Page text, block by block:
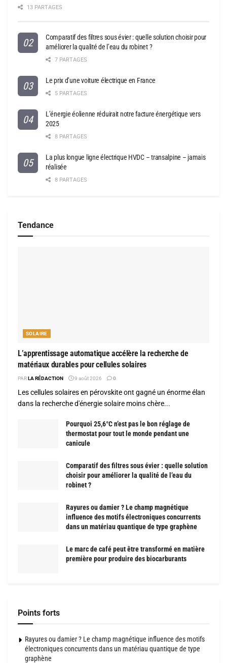
13 PARTAGES
Comparatif des filtres sous évier : quelle solution choisir pour
améliorer la qualité de l’eau du robinet ?
7 PARTAGES
Le prix d’une voiture électrique en France
5 PARTAGES
L’énergie éolienne réduirait notre facture énergétique vers
2025
8 PARTAGES
La plus longue ligne électrique HVDC – transalpine – jamais
réalisée
8 PARTAGES
Tendance
SOLAIRE
L’apprentissage automatique accélère la recherche de
matériaux durables pour cellules solaires
PARLA RÉDACTION 9 août 2026 0
Les cellules solaires en pérovskite ont gagné un énorme élan
dans la recherche d'énergie solaire moins chère...
Pourquoi 25,6°C n’est pas le bon réglage de
thermostat pour tout le monde pendant une
canicule
Comparatif des filtres sous évier : quelle solution
choisir pour améliorer la qualité de l’eau du
robinet ?
Rayures ou damier ? Le champ magnétique
influence des motifs électroniques concurrents
dans un matériau quantique de type graphène
Le marc de café peut être transformé en matière
première pour produire des biocarburants
Points forts
Rayures ou damier ? Le champ magnétique influence des motifs
électroniques concurrents dans un matériau quantique de type
graphène